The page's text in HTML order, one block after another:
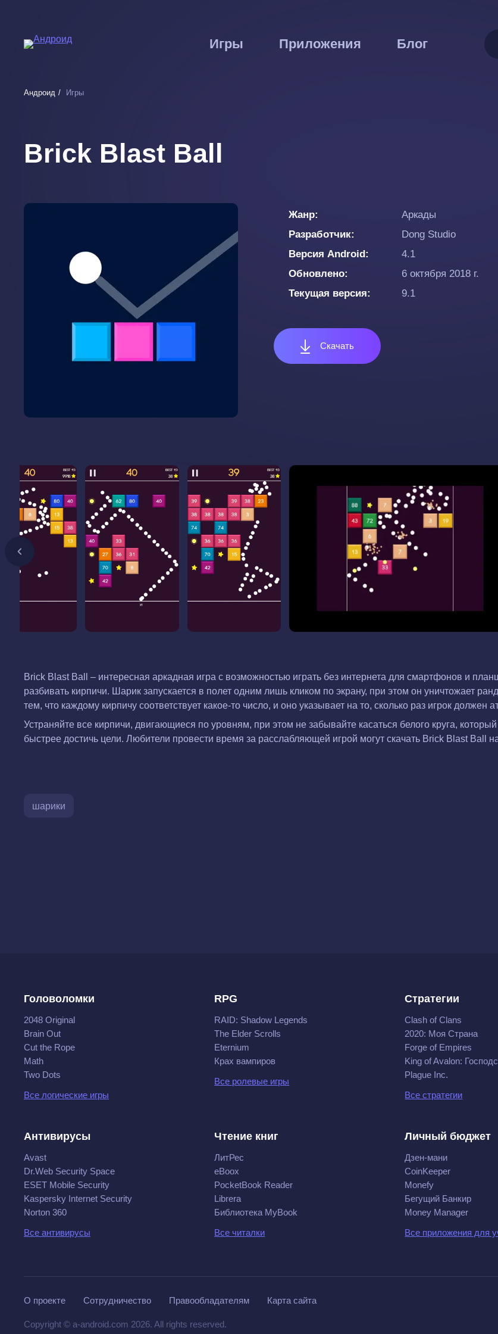
основному
Игры Приложения Блог
Андроид Игры
Brick Blast Ball
Жанр
Аркады
Разработчик
Dong Studio
Версия Android
4.1
Обновлено
6 октября 2018 г.
Текущая версия
9.1
Скачать
Brick Blast Ball – интересная аркадная игра с возможностью играть без интернета для смартфонов и
разбивать кирпичи. Шарик запускается в полет одним лишь кликом по экрану, при этом он уничтожает
тем, что каждому кирпичу соответствует какое-то число, и оно указывает на то, сколько раз игрок должен
Устраняйте все кирпичи, двигающиеся по уровням, при этом не забывайте касаться белого круга,
быстрее достичь цели. Любители провести время за расслабляющей игрой могут скачать Brick Blast Ball
шарики
Головоломки
2048 Original
Brain Out
Cut the Rope
Math
Two Dots
Все логические игры
RPG
RAID: Shadow Legends
The Elder Scrolls
Eternium
Крах вампиров
Все ролевые игры
Стратегии
Clash of Clans
2020: Моя Cтрана
Forge of Empires
King of Avalon:
Plague Inc.
Все стратегии
Антивирусы
Avast
Dr.Web Security Space
ESET Mobile Security
Kaspersky Internet Security
Norton 360
Все антивирусы
Чтение книг
ЛитРес
eBoox
PocketBook Reader
Librera
Библиотека MyBook
Все читалки
Личный бюджет
Дзен-мани
CoinKeeper
Monefy
Бегущий Банкир
Money Manager
Все приложения для
О проекте Сотрудничество Правообладателям Карта сайта
Copyright © a-android.com 2026. All rights reserved.